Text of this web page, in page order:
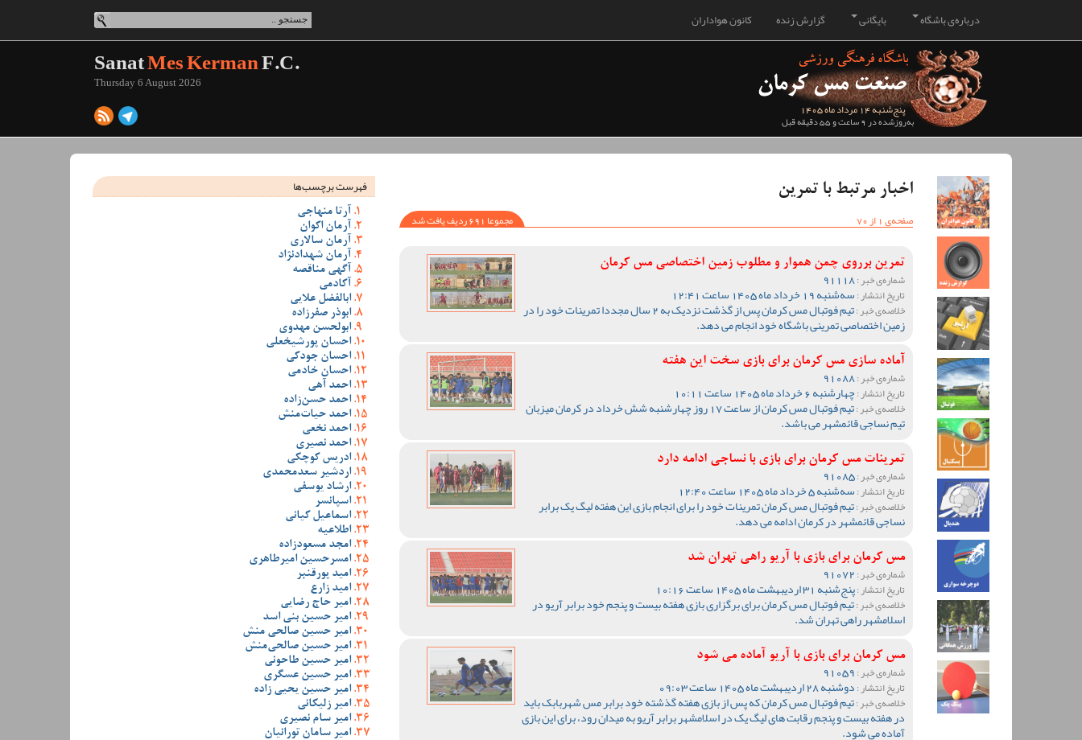
کانون هواداران گزارش زنده بایگانی درباره‌ی باشگاه
پنج‌شنبه 14 مرداد ماه 1405
به‌روزشده در 9 ساعت و 55 دقیقه قبل
SanatMes KermanF.C.
Thursday 6 August 2026
اخبار مرتبط با تمرین
صفحه‌ی 1 از 70
مجموعا 691 ردیف یافت شد
تمرین برروی چمن هموار و مطلوب زمین اختصاصی مس کرمان
شماره‌ی خبر :91118
تاریخ انتشار :سه‌شنبه 19 خرداد ماه 1405 ساعت 12:41
خلاصه‌ی خبر : تیم فوتبال مس کرمان پس از گذشت نزدیک به 2 سال مجددا تمرینات خود را در
زمین اختصاصی تمرینی باشگاه خود انجام می دهد.
آماده سازی مس کرمان برای بازی سخت این هفته
شماره‌ی خبر :91088
تاریخ انتشار :چهارشنبه 6 خرداد ماه 1405 ساعت 10:11
خلاصه‌ی خبر : تیم فوتبال مس کرمان از ساعت 17 روز چهارشنبه شش خرداد در کرمان میزبان
تیم نساجی قائمشهر می باشد.
تمرینات مس کرمان برای بازی با نساجی ادامه دارد
شماره‌ی خبر :91085
تاریخ انتشار :سه‌شنبه 5 خرداد ماه 1405 ساعت 12:40
خلاصه‌ی خبر :تیم فوتبال مس کرمان تمرینات خود را برای انجام بازی این هفته لیگ یک برابر
نساجی قائمشهر در کرمان ادامه می دهد.
مس کرمان برای بازی با آریو راهی تهران شد
شماره‌ی خبر :
تاریخ انتشار :پنج‌شنبه 31 اردیبهشت ماه 1405 ساعت 10:16
خلاصه‌ی خبر :تیم فوتبال مس کرمان برای برگزاری بازی هفته بیست و پنجم خود برابر آریو در
اسلامشهر راهی تهران شد.
مس کرمان برای بازی با آریو آماده می شود
شماره‌ی خبر :
تاریخ انتشار :دوشنبه 28 اردیبهشت ماه 1405 ساعت 09:03
خلاصه‌ی خبر :تیم فوتبال مس کرمان که پس از بازی هفته گذشته خود برابر مس شهربابک باید
در هفته بیست و پنجم رقابت های لیگ یک در اسلامشهر برابر آریو به میدان رود، برای این بازی
آماده می شود.
فهرست برچسب‌ها
آرتا منهاجی
آرمان اکوان
آرمان سالاری
آرمان شهدادنژاد
آگهی مناقصه
آکادمی
ابالفضل علایی
ابوذر صفرزاده
ابولحسن مهدوی
احسان پورشیخعلی
احسان جودکی
احسان خادمی
احمد آهی
احمد حسن‌زاده
احمد حیات‌منش
احمد نخعی
احمد نصیری
ادریس کوچکی
اردشیر سعدمحمدی
ارشاد یوسفی
اسپانسر
اسماعیل کیانی
اطلاعیه
امجد مسعودزاده
امسرحسین امیرطاهری
امید پورقنبر
امید زارع
امیر حاج رضایی
امیر حسین بنی اسد
امیر حسین صالحی منش
امیر حسین صالحی‌منش
امیر حسین طاحونی
امیر حسین عسگری
امیر حسین یحیی زاده
امیر زلیکانی
امیر سام نصیری
امیر سامان تورانیان